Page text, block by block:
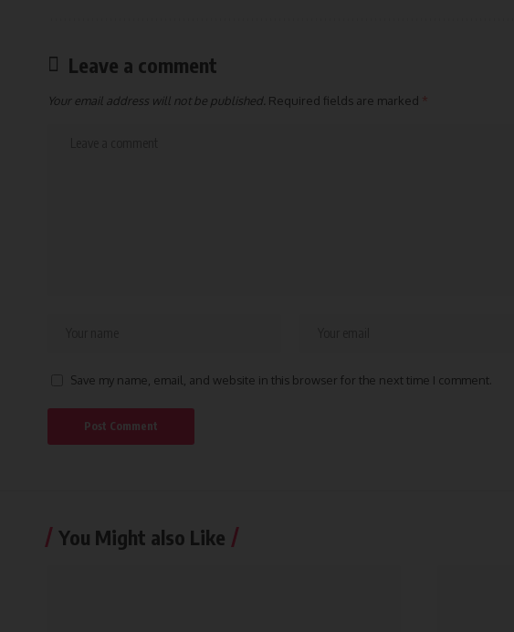
Leave a comment
Your email address will not be published. Required fields are marked *
Save my name, email, and website in this browser for the next time I comment.
You Might also Like